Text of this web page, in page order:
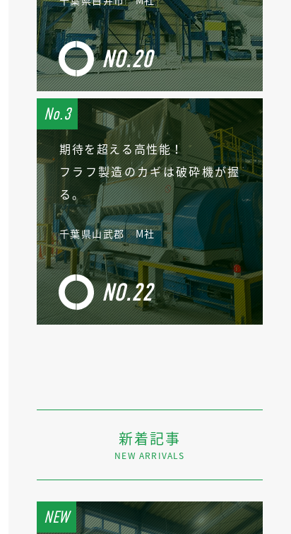
NO.20
期待を超える高性能！
フラフ製造のカギは破砕機が握
る。
千葉県山武郡 M社
NO.22
新着記事
NEW ARRIVALS